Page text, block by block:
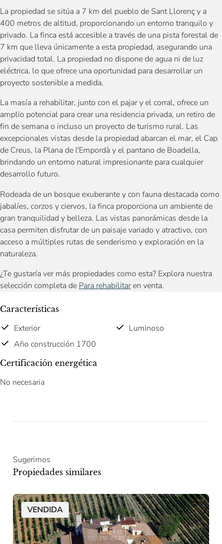
La propiedad se sitúa a 7 km del pueblo de Sant Llorenç y a
400 metros de altitud, proporcionando un entorno tranquilo y
privado. La finca está accesible a través de una pista forestal de
7 km que lleva únicamente a esta propiedad, asegurando una
privacidad total. La propiedad no dispone de agua ni de luz
eléctrica, lo que ofrece una oportunidad para desarrollar un
proyecto sostenible a medida.
La masía a rehabilitar, junto con el pajar y el corral, ofrece un
amplio potencial para crear una residencia privada, un retiro de
fin de semana o incluso un proyecto de turismo rural. Las
excepcionales vistas desde la propiedad abarcan el mar, el Cap
de Creus, la Plana de l'Empordà y el pantano de Boadella,
brindando un entorno natural impresionante para cualquier
desarrollo futuro.
Rodeada de un bosque exuberante y con fauna destacada como
jabalíes, corzos y ciervos, la finca proporciona un ambiente de
gran tranquilidad y belleza. Las vistas panorámicas desde la
casa permiten disfrutar de un paisaje variado y atractivo, con
acceso a múltiples rutas de senderismo y exploración en la
naturaleza.
¿Te gustaría ver más propiedades como esta? Explora nuestra
selección completa de Para rehabilitaren venta.
Características
Exterior
Luminoso
Año construcción 1700
Certificación energética
No necesaria
Sugerimos
Propiedades similares
VENDIDA